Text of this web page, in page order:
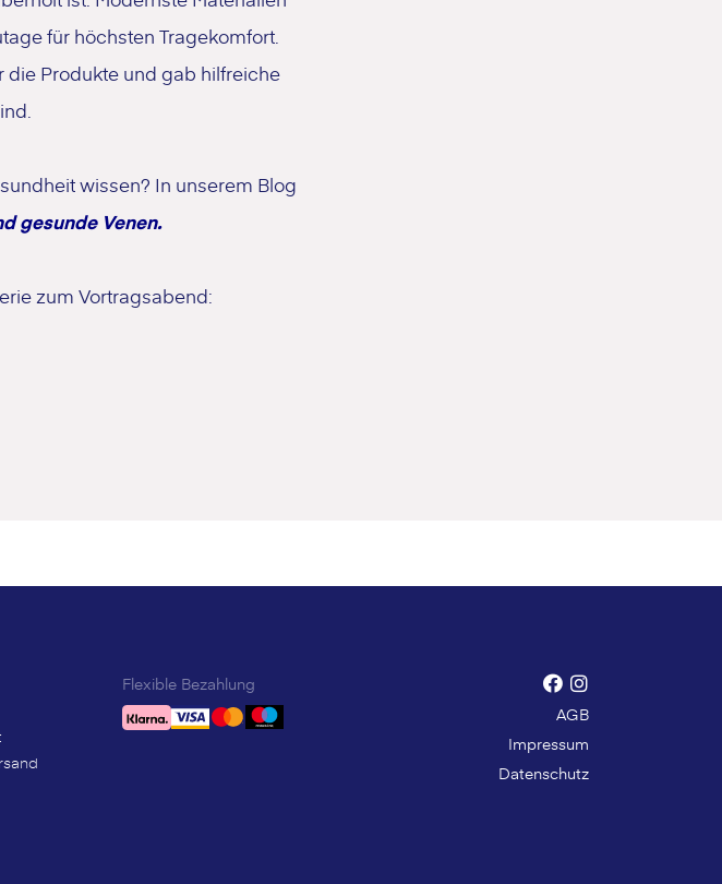
für höchsten Tragekomfort.
die Produkte und gab hilfreiche
wissen? In unserem Blog
gesunde Venen.
zum Vortragsabend:
Flexible Bezahlung
AGB
Impressum
Datenschutz